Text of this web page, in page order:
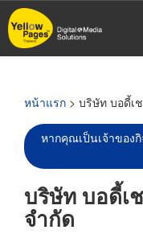
ข้าม
ไป
หน้าแรก > บริษัท บอดี้เ
หากคุณเป็นเจ้าของ
บริษัท บอดี้เ
จำกัด